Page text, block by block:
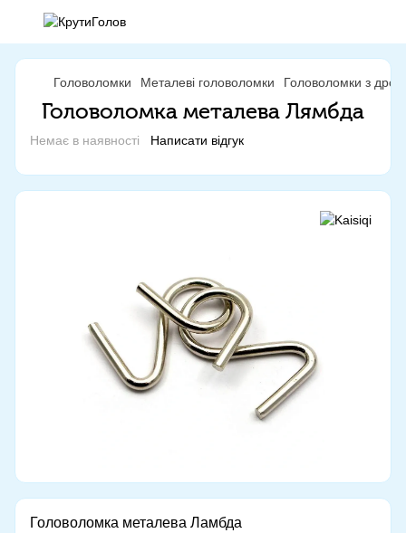
Головоломки Металеві головоломки Головоломки з
Головоломка металева Лямбда
Немає в наявності Написати відгук
Головоломка металева Ламбда